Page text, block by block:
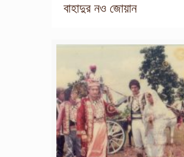
বাহাদুর নও জোয়ান